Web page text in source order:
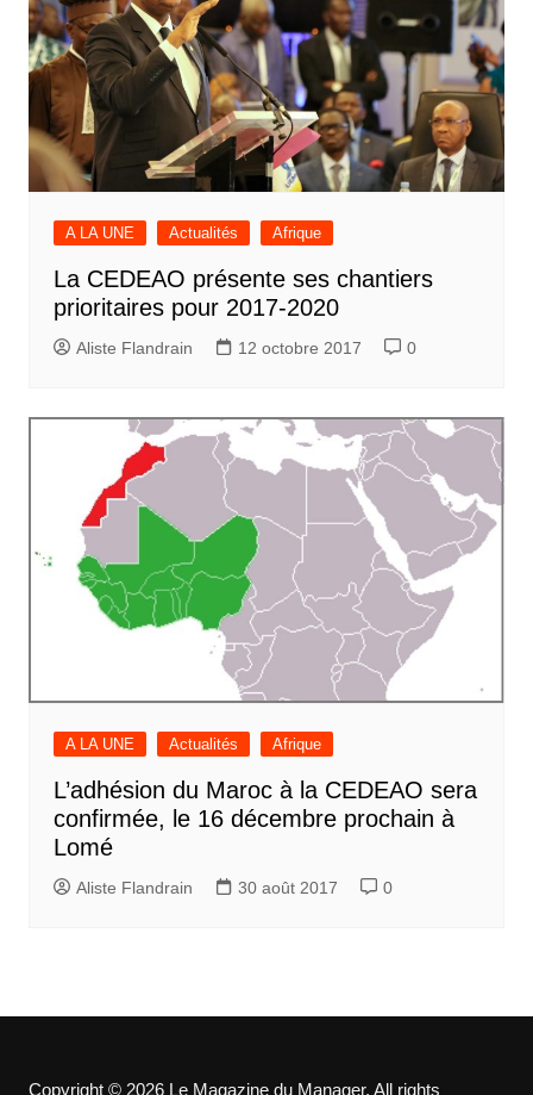
A LA UNE Actualités Afrique
La CEDEAO présente ses chantiers
prioritaires pour 2017-2020
Aliste Flandrain 12 octobre 2017 0
A LA UNE Actualités Afrique
L’adhésion du Maroc à la CEDEAO sera
confirmée, le 16 décembre prochain à
Lomé
Aliste Flandrain 30 août 2017 0
Copyright © 2026 Le Magazine du Manager. All rights